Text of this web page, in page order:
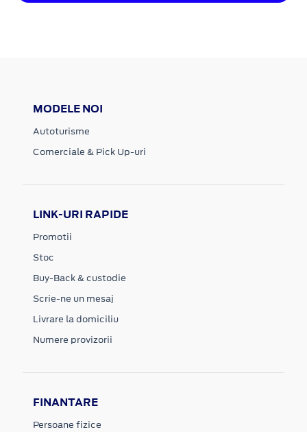
MODELE NOI
Autoturisme
Comerciale & Pick Up-uri
LINK-URI RAPIDE
Promotii
Stoc
Buy-Back & custodie
Scrie-ne un mesaj
Livrare la domiciliu
Numere provizorii
FINANTARE
Persoane fizice